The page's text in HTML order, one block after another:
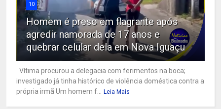
10
Homem é preso em flagrante após
agredir namorada de 17 anos e
quebrar celular dela em Nova Iguaçu
Vítima procurou a delegacia com ferimentos na boca;
investigado já tinha histórico de violência doméstica contra a
própria irmã Um homem f...
Leia Mais